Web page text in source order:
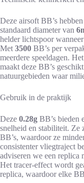
Deze airsoft BB’s
standaard diameter van
helder lichtspoor
Met 3500 BB’s per
meerdere speeldagen.
maakt deze BB’s
natuurgebieden waar
Gebruik in de praktijk
Deze 0.28g BB’s bieden
snelheid en stabiliteit. Ze
BB’s, waardoor ze
consistenter vliegtraject
adviseren we een replica
Het tracer-effect wordt
replica, waardoor elke